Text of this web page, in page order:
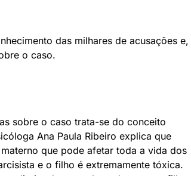
das milhares de acusações e,
o caso.
sobre o caso trata-se do conceito
Ana Paula Ribeiro explica que
que pode afetar toda a vida dos
e o filho é extremamente tóxica.